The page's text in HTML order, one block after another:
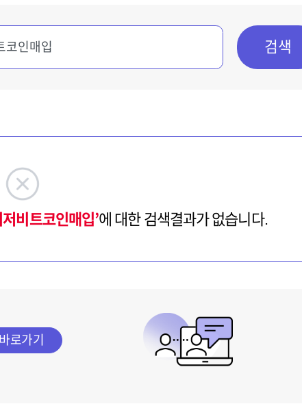
검색
비트코인매입’에 대한 검색결과가 없습니다.
바로가기